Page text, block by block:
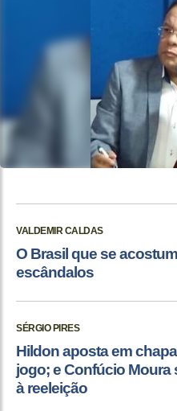
VALDEMIR CALDAS
O Brasil que se
escândalos
SÉRGIO PIRES
Hildon aposta em
jogo; e Confúcio
à reeleição